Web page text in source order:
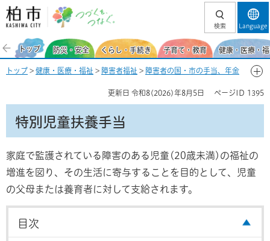
柏市 つづくを、
検索 Language
トップ 防災・安全 くらし・手続き 子育て・教育 健康・医療・
トップ > 健康・医療・福祉 > 障害者福祉 > 障害者の国・市の手当、年金
更新日 令和8(2026)年8月5日 ページID 1395
特別児童扶養手当
家庭で監護されている障害のある児童(20歳未満)の福祉の
増進を図り、その生活に寄与することを目的として、児童
の父母または養育者に対して支給されます。
目次